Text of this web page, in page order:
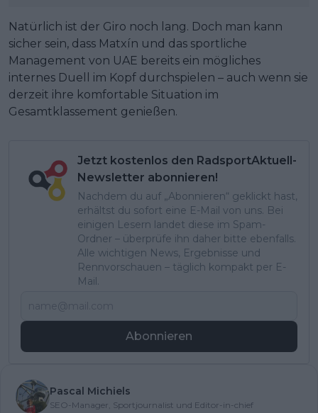
Natürlich ist der Giro noch lang. Doch man kann
sicher sein, dass Matxín und das sportliche
Management von UAE bereits ein mögliches
internes Duell im Kopf durchspielen – auch wenn sie
derzeit ihre komfortable Situation im
Gesamtklassement genießen.
Jetzt kostenlos den RadsportAktuell-
Newsletter abonnieren!
Nachdem du auf „Abonnieren“ geklickt hast,
erhältst du sofort eine E-Mail von uns. Bei
einigen Lesern landet diese im Spam-
Ordner – überprüfe ihn daher bitte ebenfalls.
Alle wichtigen News, Ergebnisse und
Rennvorschauen – täglich kompakt per E-
Mail.
Abonnieren
Pascal Michiels
SEO-Manager, Sportjournalist und Editor-in-chief